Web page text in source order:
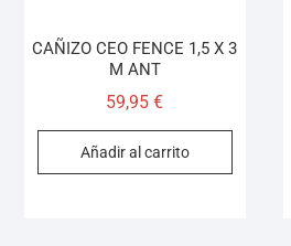
CAÑIZO CEO FENCE 1,5 X 3
M ANT
59,95€
Añadir al carrito